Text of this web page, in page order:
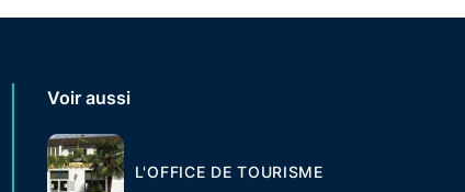
Voir aussi
L'OFFICE DE TOURISME